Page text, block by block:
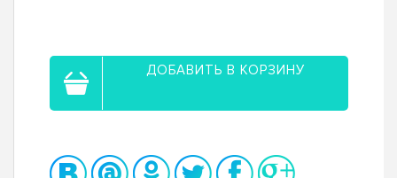
ДОБАВИТЬ В КОРЗИНУ